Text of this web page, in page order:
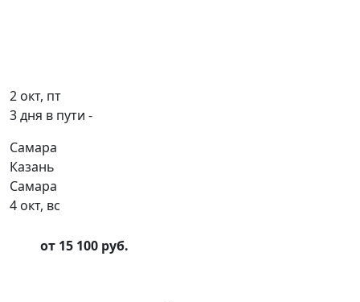
2 окт, пт
3 дня в пути -
Самара
Казань
Самара
4 окт, вс
от 15 100 руб.